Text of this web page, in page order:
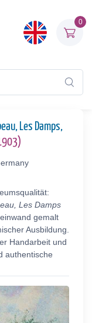
0
Les Damps,
Les Damps
gemalt
Ausbildung.
Handarbeit und
authentische